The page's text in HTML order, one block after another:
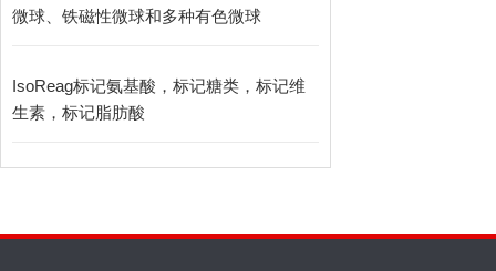
微球、铁磁性微球和多种有色微球
IsoReag标记氨基酸，标记糖类，标记维
生素，标记脂肪酸